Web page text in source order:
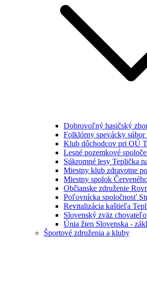
Dobrovoľný hasičský
Folklórny spevácky súbor
Klub dôchodcov pri OÚ
Lesné pozemkové
Súkromné lesy Teplička
Miestny klub zdravotne
Miestny spolok
Občianske združenie
Poľovnícka spoločnosť
Revitalizácia kaštieľa
Slovenský zväz
Únia žien Slovenska -
Športové združenia a kluby